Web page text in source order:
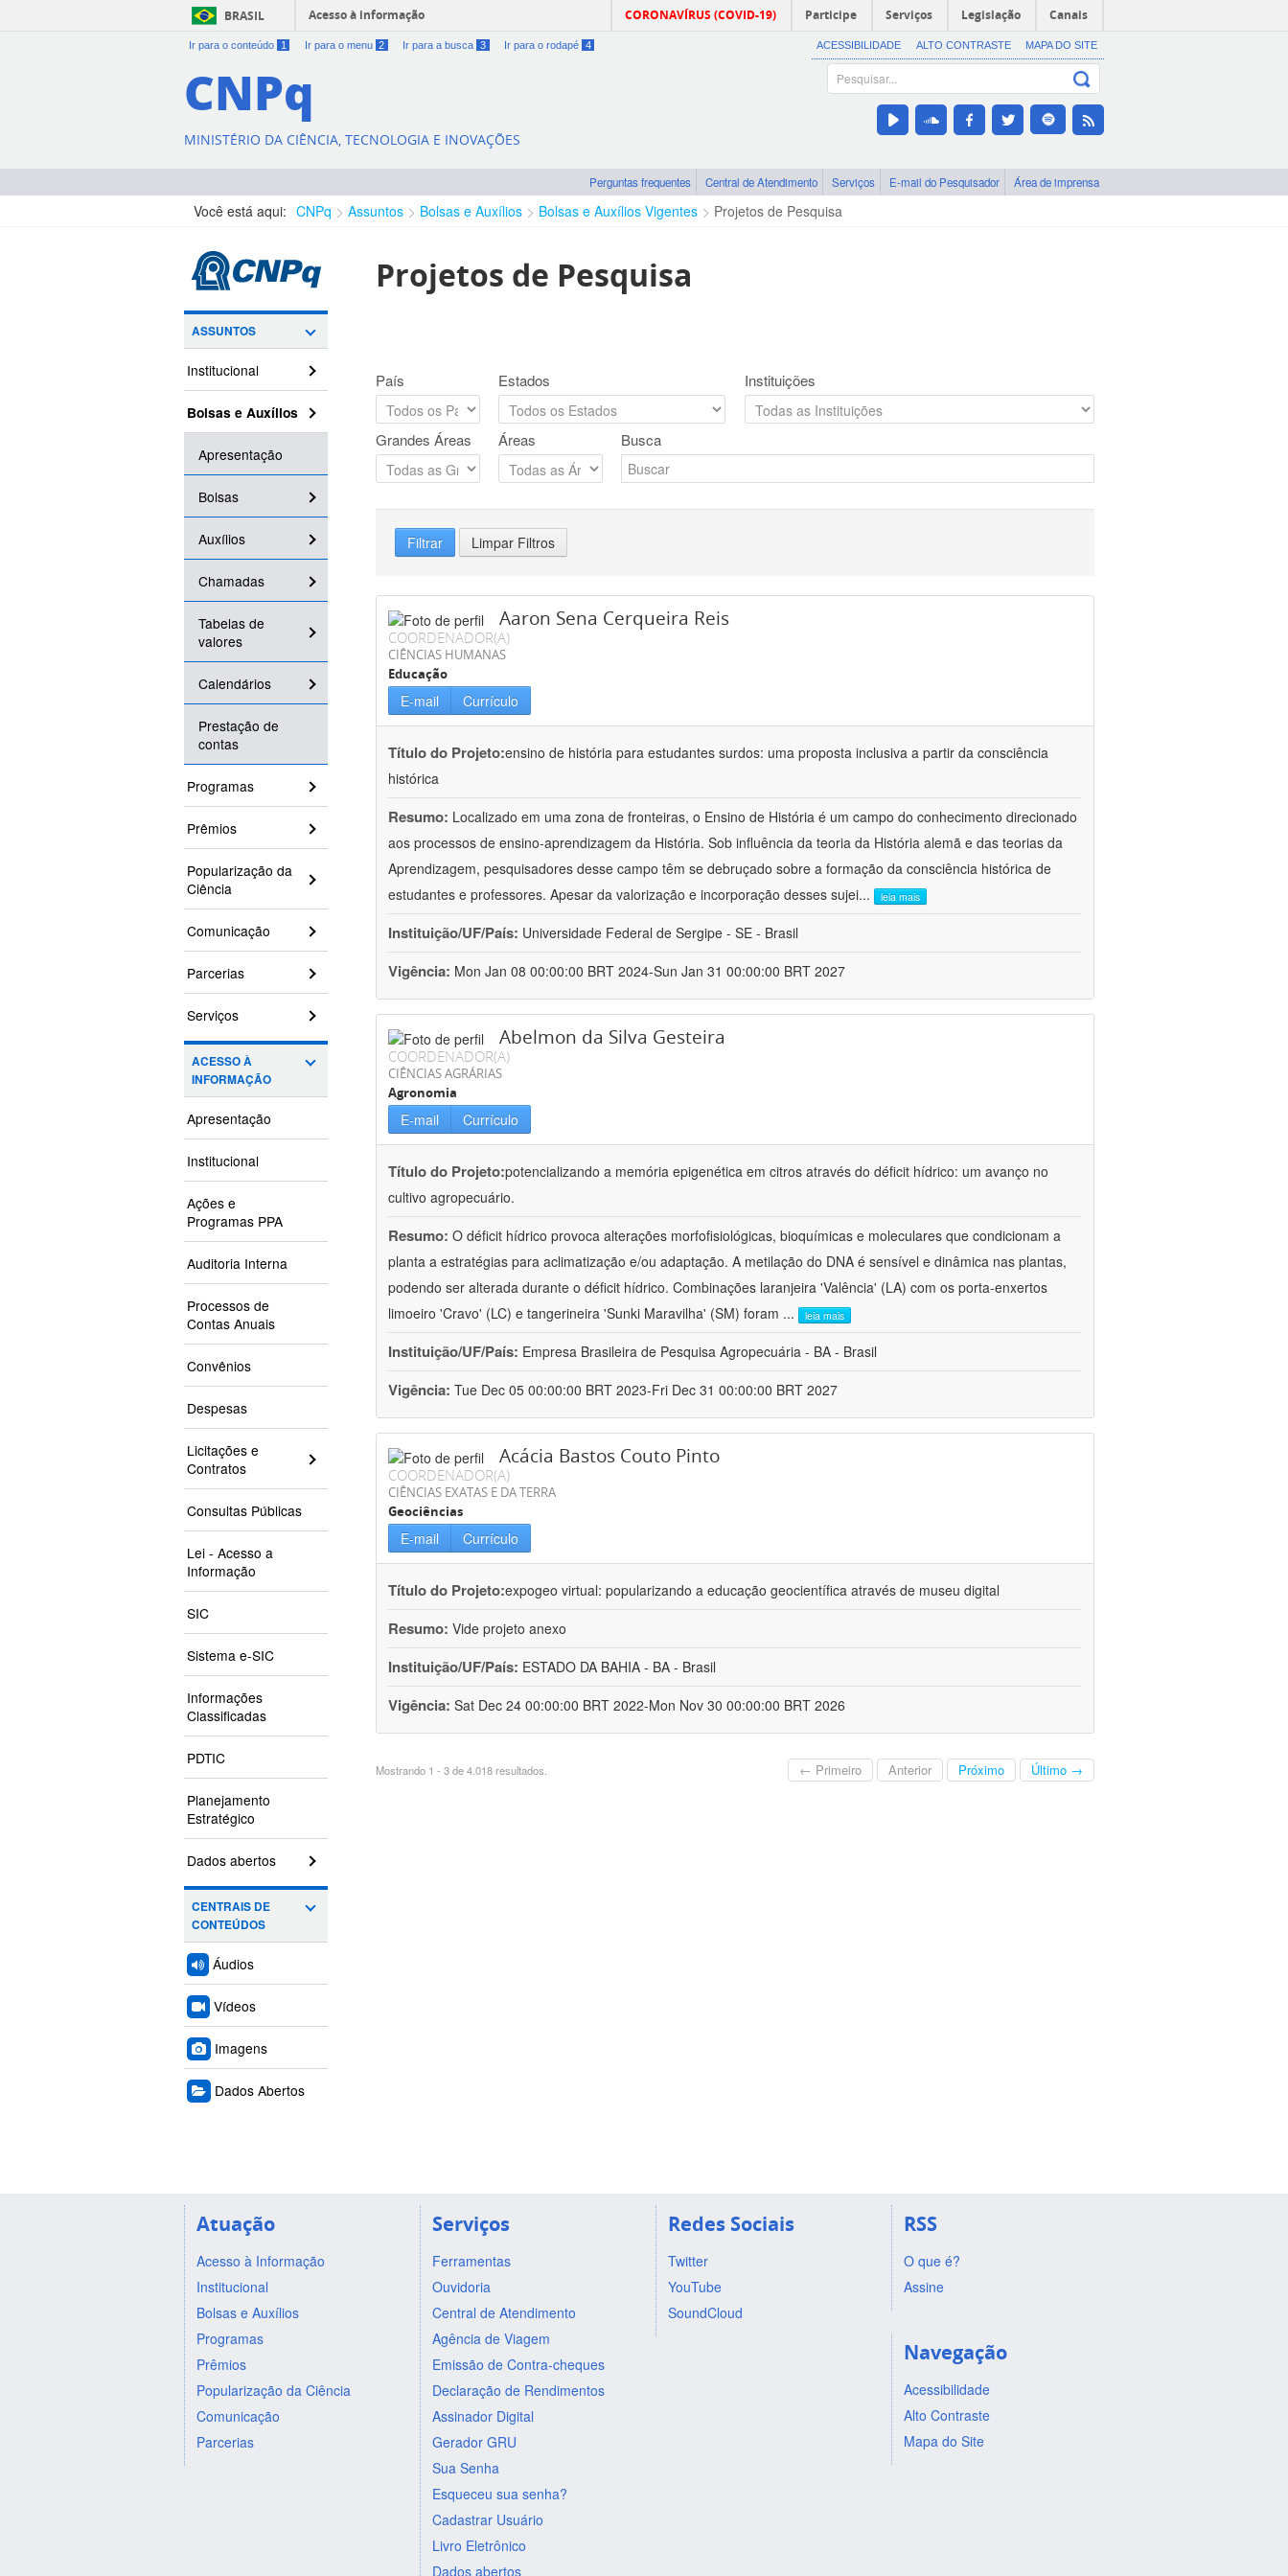
BRASIL Acesso à informação CORONAVÍRUS (COVID-19) Participe Serviços Legislação Canais
Ir para o conteúdo 1 Ir para o menu 2 Ir para a busca 3 Ir para o rodapé 4 ACESSIBILIDADE ALTO CONTRASTE MAPA DO SITE
CNPq
MINISTÉRIO DA CIÊNCIA, TECNOLOGIA E INOVAÇÕES
Perguntas frequentes Central de Atendimento Serviços E-mail do Pesquisador Área de imprensa
Você está aqui: CNPq Assuntos Bolsas e Auxílios Bolsas e Auxílios Vigentes Projetos de Pesquisa
ASSUNTOS
Institucional
Bolsas e Auxílios
Apresentação
Bolsas
Auxílios
Chamadas
Tabelas de
valores
Calendários
Prestação de
contas
Programas
Prêmios
Popularização da
Ciência
Comunicação
Parcerias
Serviços
ACESSO À
INFORMAÇÃO
Apresentação
Institucional
Ações e
Programas PPA
Auditoria Interna
Processos de
Contas Anuais
Convênios
Despesas
Licitações e
Contratos
Consultas Públicas
Lei - Acesso a
Informação
SIC
Sistema e-SIC
Informações
Classificadas
PDTIC
Planejamento
Estratégico
Dados abertos
CENTRAIS DE
CONTEÚDOS
Áudios
Vídeos
Imagens
Dados Abertos
Projetos de Pesquisa
País Estados Instituições
Grandes Áreas Áreas Busca
Filtrar Limpar Filtros
Aaron Sena Cerqueira Reis
COORDENADOR(A)
CIÊNCIAS HUMANAS
Educação
E-mail Currículo
Título do Projeto:ensino de história para estudantes surdos: uma proposta inclusiva a partir da consciência
histórica
Resumo: Localizado em uma zona de fronteiras, o Ensino de História é um campo do conhecimento direcionado
aos processos de ensino-aprendizagem da História. Sob influência da teoria da História alemã e das teorias da
Aprendizagem, pesquisadores desse campo têm se debruçado sobre a formação da consciência histórica de
estudantes e professores. Apesar da valorização e incorporação desses sujei... leia mais
Instituição/UF/País: Universidade Federal de Sergipe - SE - Brasil
Vigência: Mon Jan 08 00:00:00 BRT 2024-Sun Jan 31 00:00:00 BRT 2027
Abelmon da Silva Gesteira
COORDENADOR(A)
CIÊNCIAS AGRÁRIAS
Agronomia
E-mail Currículo
Título do Projeto:potencializando a memória epigenética em citros através do déficit hídrico: um avanço no
cultivo agropecuário.
Resumo: O déficit hídrico provoca alterações morfofisiológicas, bioquímicas e moleculares que condicionam a
planta a estratégias para aclimatização e/ou adaptação. A metilação do DNA é sensível e dinâmica nas plantas,
podendo ser alterada durante o déficit hídrico. Combinações laranjeira 'Valência' (LA) com os porta-enxertos
limoeiro 'Cravo' (LC) e tangerineira 'Sunki Maravilha' (SM) foram ... leia mais
Instituição/UF/País: Empresa Brasileira de Pesquisa Agropecuária - BA - Brasil
Vigência: Tue Dec 05 00:00:00 BRT 2023-Fri Dec 31 00:00:00 BRT 2027
Acácia Bastos Couto Pinto
COORDENADOR(A)
CIÊNCIAS EXATAS E DA TERRA
Geociências
E-mail Currículo
Título do Projeto:expogeo virtual: popularizando a educação geocientífica através de museu digital
Resumo: Vide projeto anexo
Instituição/UF/País: ESTADO DA BAHIA - BA - Brasil
Vigência: Sat Dec 24 00:00:00 BRT 2022-Mon Nov 30 00:00:00 BRT 2026
Mostrando 1 - 3 de 4.018 resultados. ← Primeiro Anterior Próximo Último →
Atuação
Acesso à Informação
Institucional
Bolsas e Auxílios
Programas
Prêmios
Popularização da Ciência
Comunicação
Parcerias
Serviços
Ferramentas
Ouvidoria
Central de Atendimento
Agência de Viagem
Emissão de Contra-cheques
Declaração de Rendimentos
Assinador Digital
Gerador GRU
Sua Senha
Esqueceu sua senha?
Cadastrar Usuário
Livro Eletrônico
Dados abertos
Redes Sociais
Twitter
YouTube
SoundCloud
RSS
O que é?
Assine
Navegação
Acessibilidade
Alto Contraste
Mapa do Site